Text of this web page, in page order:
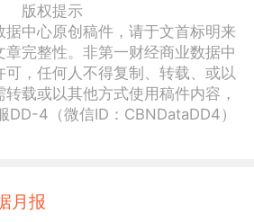
版权提示
中心原创稿件，请于文首标明来
完整性。非第一财经商业数据中
，任何人不得复制、转载、或以
载或以其他方式使用稿件内容，
DD-4（微信ID：CBNDataDD4）
月报